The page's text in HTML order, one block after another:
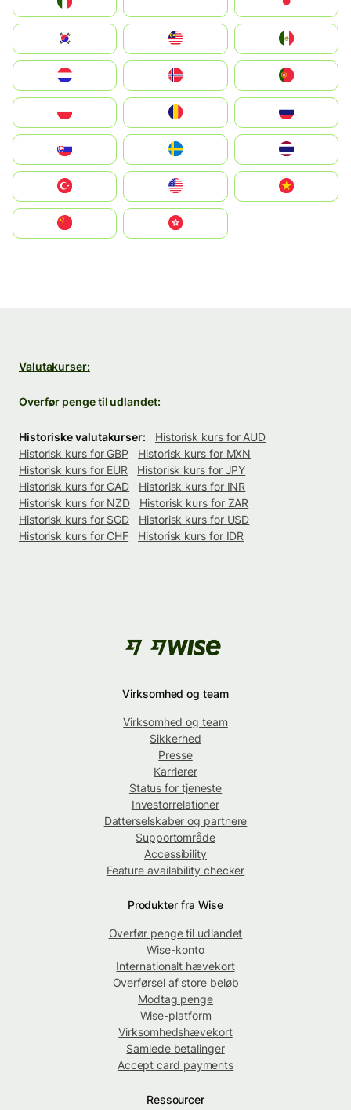
South Korea
United States
中國香港特別行政區
Valutakurser:
Overfør penge til udlandet:
Historiske valutakurser:
Historisk kurs for AUD
Historisk kurs for GBP
Historisk kurs for MXN
Historisk kurs for EUR
Historisk kurs for JPY
Historisk kurs for CAD
Historisk kurs for INR
Historisk kurs for NZD
Historisk kurs for ZAR
Historisk kurs for SGD
Historisk kurs for USD
Historisk kurs for CHF
Historisk kurs for IDR
Virksomhed og team
Virksomhed og team
Sikkerhed
Presse
Karrierer
Status for tjeneste
Investorrelationer
Datterselskaber og partnere
Supportområde
Accessibility
Feature availability checker
Produkter fra Wise
Overfør penge til udlandet
Wise-konto
Internationalt hævekort
Overførsel af store beløb
Modtag penge
Wise-platform
Virksomhedshævekort
Samlede betalinger
Accept card payments
Ressourcer